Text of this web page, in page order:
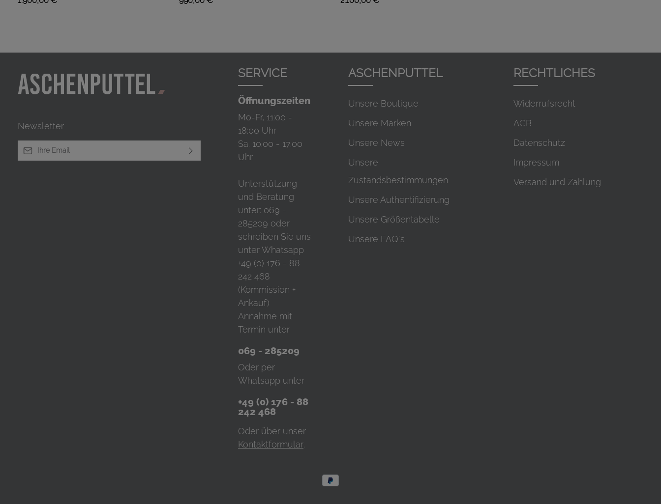
Newsletter
E-Mail-Adresse*
SERVICE
Öffnungszeiten
Mo-Fr, 11:00 -
18:00 Uhr
Sa. 10.00 - 17.00
Uhr
Unterstützung
und Beratung
unter: 069 -
285209 oder
schreiben Sie uns
unter Whatsapp
+49 (0) 176 - 88
242 468
(Kommission +
Ankauf)
Annahme mit
Termin unter
069 - 285209
Oder per
Whatsapp unter
+49 (0) 176 - 88
242 468
Oder über unser
Kontaktformular.
ASCHENPUTTEL
Unsere Boutique
Unsere Marken
Unsere News
Unsere
Zustandsbestimmungen
Unsere Authentifizierung
Unsere Größentabelle
Unsere FAQ´s
RECHTLICHES
Widerrufsrecht
AGB
Datenschutz
Impressum
Versand und Zahlung